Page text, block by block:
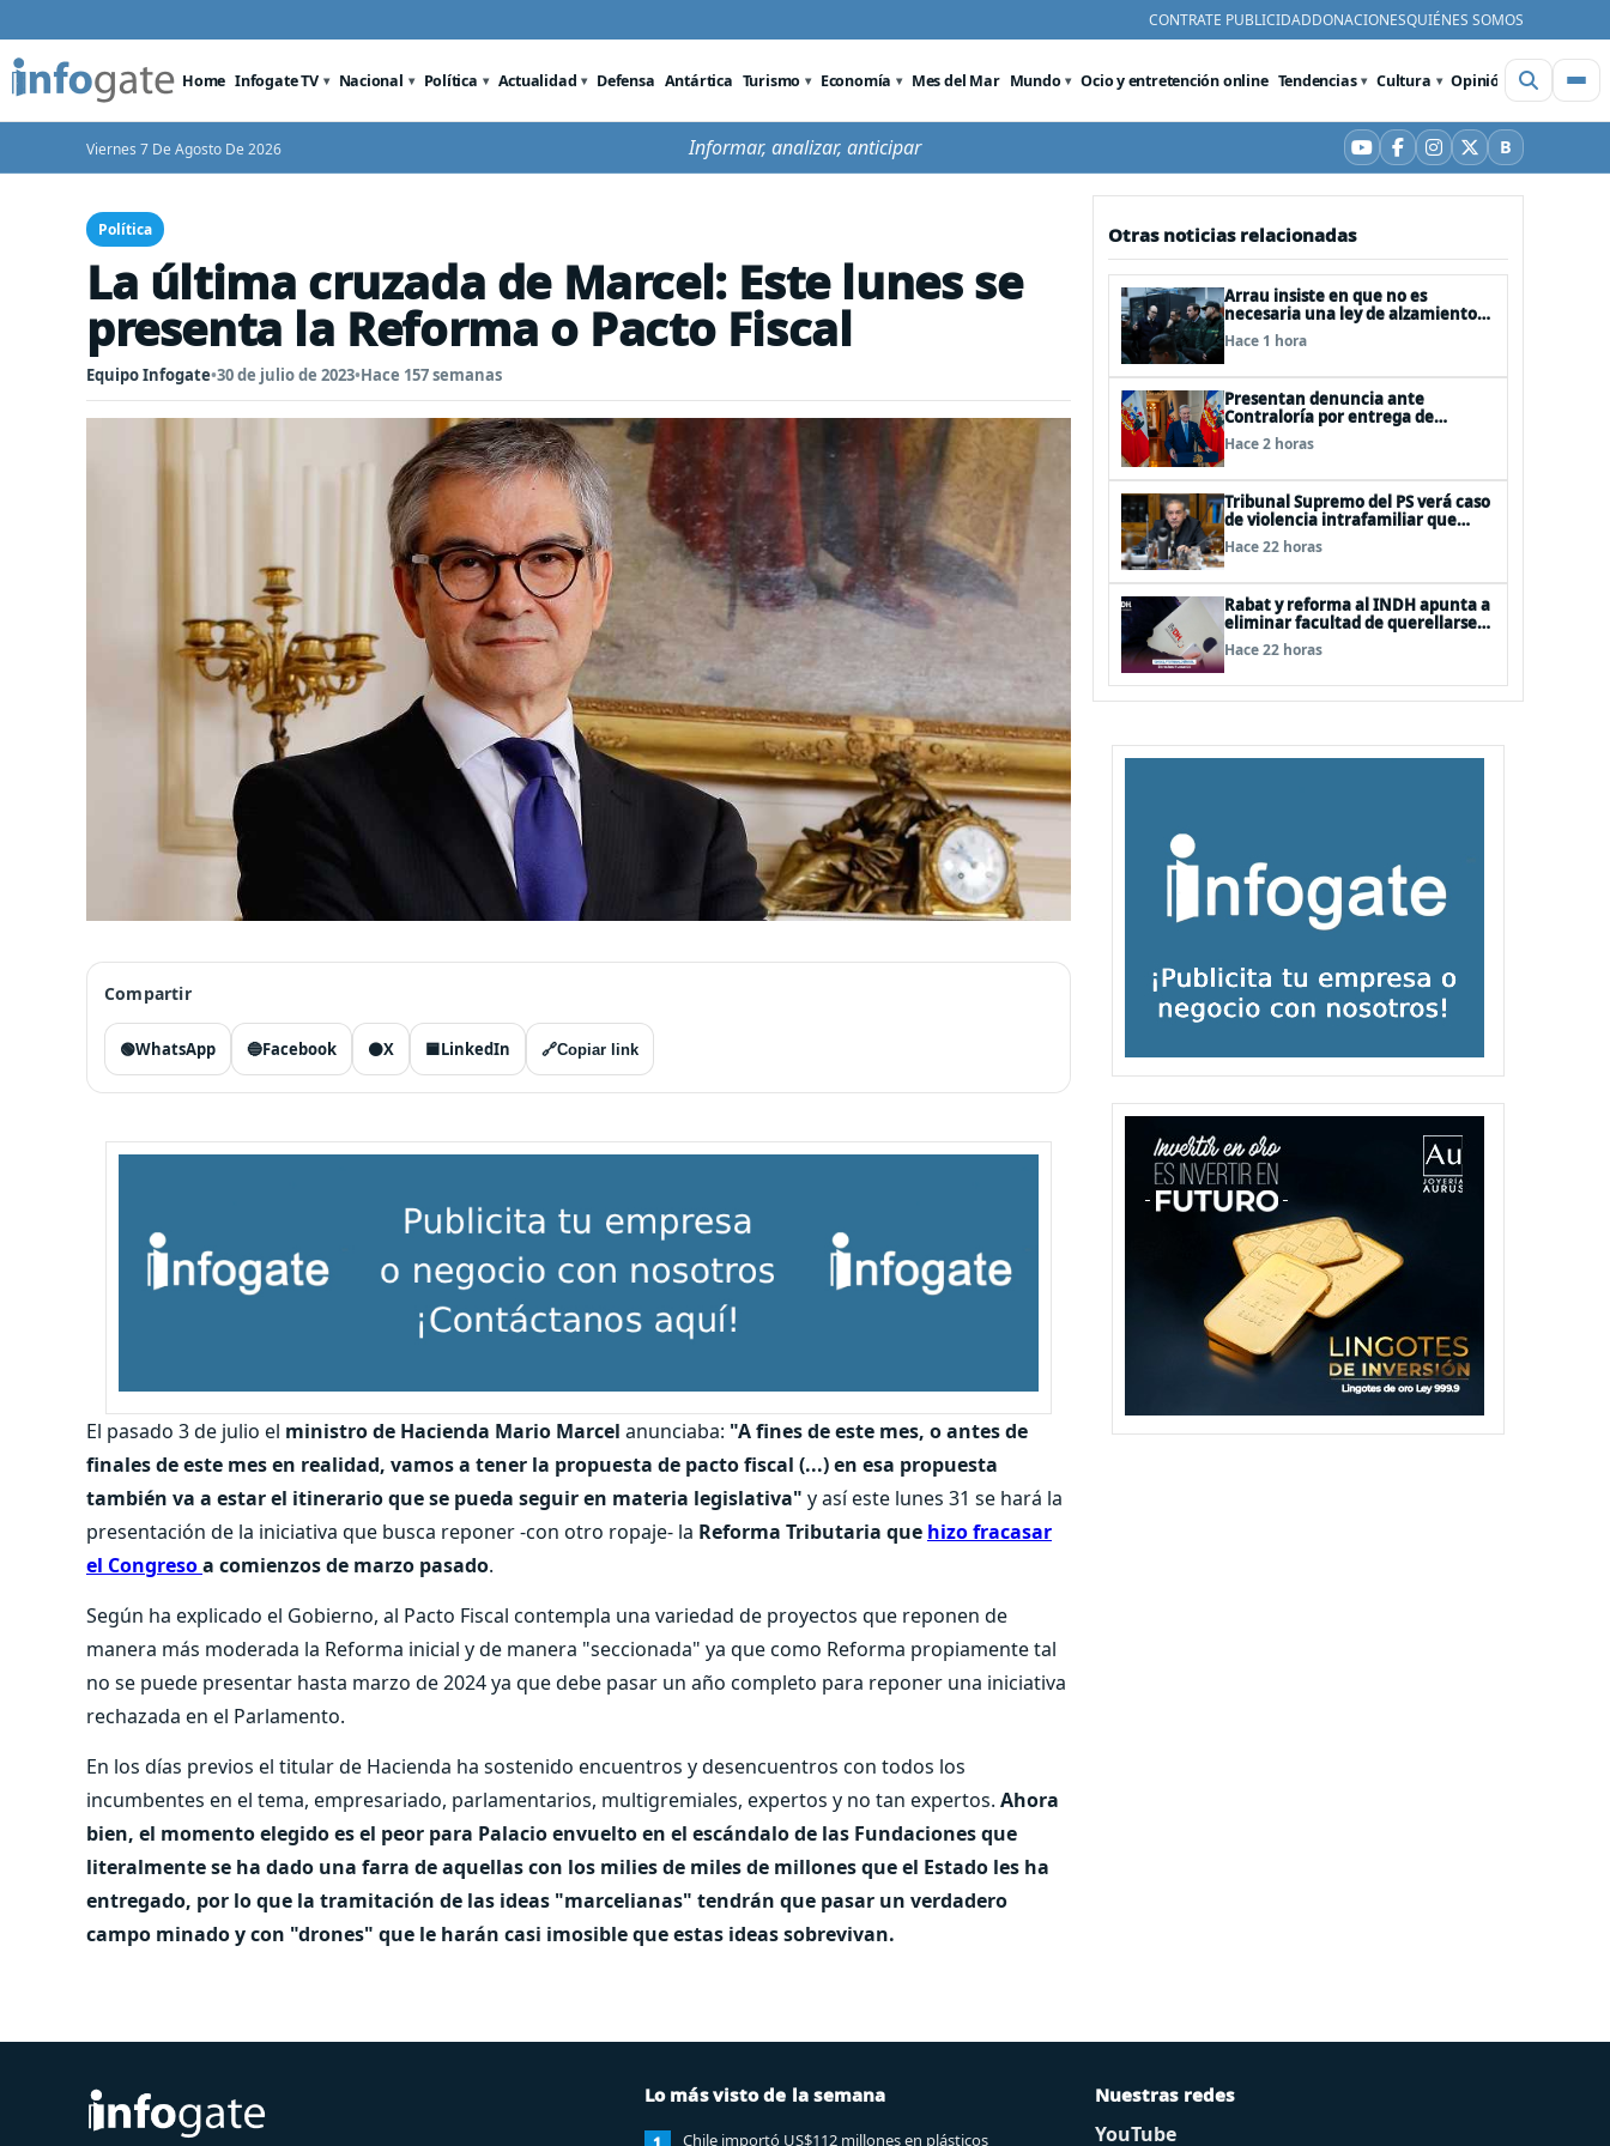
CONTRATE PUBLICIDADDONACIONESQUIÉNES SOMOS
Home Infogate TV Nacional Política Actualidad Defensa Antártica Turismo Economía Mes del Mar Mundo Ocio y entretención online Tendencias Cultura Opinión Videos
Viernes 7 De Agosto De 2026 Informar, analizar, anticipar YouTube
Facebook
Instagram
X BBluesky
Política
La última cruzada de Marcel: Este lunes se
presenta la Reforma o Pacto Fiscal
Equipo Infogate•30 de julio de 2023•Hace 157 semanas
Compartir
🟢WhatsApp 🔵Facebook ⚫X 🟦LinkedIn 🔗Copiar link
El pasado 3 de julio el ministro de Hacienda Mario Marcel anunciaba: "A fines de este mes, o antes de
finales de este mes en realidad, vamos a tener la propuesta de pacto fiscal (...) en esa propuesta
también va a estar el itinerario que se pueda seguir en materia legislativa" y así este lunes 31 se hará la
presentación de la iniciativa que busca reponer -con otro ropaje- la Reforma Tributaria que hizo fracasar
el Congresoa comienzos de marzo pasado.
Según ha explicado el Gobierno, al Pacto Fiscal contempla una variedad de proyectos que reponen de
manera más moderada la Reforma inicial y de manera "seccionada" ya que como Reforma propiamente tal
no se puede presentar hasta marzo de 2024 ya que debe pasar un año completo para reponer una iniciativa
rechazada en el Parlamento.
En los días previos el titular de Hacienda ha sostenido encuentros y desencuentros con todos los
incumbentes en el tema, empresariado, parlamentarios, multigremiales, expertos y no tan expertos. Ahora
bien, el momento elegido es el peor para Palacio envuelto en el escándalo de las Fundaciones que
literalmente se ha dado una farra de aquellas con los milies de miles de millones que el Estado les ha
entregado, por lo que la tramitación de las ideas "marcelianas" tendrán que pasar un verdadero
campo minado y con "drones" que le harán casi imosible que estas ideas sobrevivan.
Otras noticias relacionadas
Arrau insiste en que no es
necesaria una ley de alzamiento
del secreto bancario, porque ya
existe
Hace 1 hora
Presentan denuncia ante
Contraloría por entrega de
información falsa del Pdte Kast en
cadena nacional
Hace 2 horas
Tribunal Supremo del PS verá caso
de violencia intrafamiliar que
afecta al senador Fidel Espinoza
Hace 22 horas
Rabat y reforma al INDH apunta a
eliminar facultad de querellarse
para hacerlo “consultivo”
Hace 22 horas
Lo más visto de la semana
Chile importó US$112 millones en plásticos
Nuestras redes
YouTube